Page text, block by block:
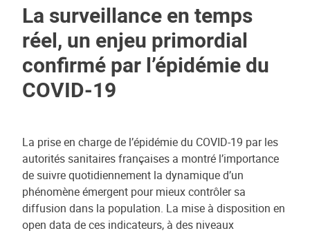
La surveillance en temps
réel, un enjeu primordial
confirmé par l’épidémie du
COVID-19
La prise en charge de l’épidémie du COVID-19 par les
autorités sanitaires françaises a montré l’importance
de suivre quotidiennement la dynamique d’un
phénomène émergent pour mieux contrôler sa
diffusion dans la population. La mise à disposition en
open data de ces indicateurs, à des niveaux